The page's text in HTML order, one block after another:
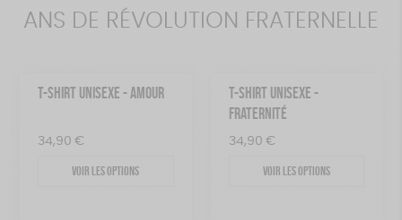
ANS DE RÉVOLUTION FRATERNELLE
T-SHIRT UNISEXE - AMOUR
34,90 €
Voir les options
T-SHIRT UNISEXE -
FRATERNITÉ
34,90 €
Voir les options